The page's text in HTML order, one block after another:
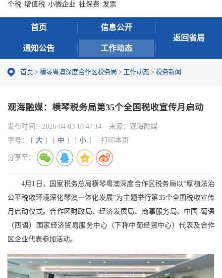
个税 增值税 小微企业 社保费 发票
首页 信息公开
通知公告 工作动态
返回省局
首页 > 横琴粤澳深度合作区税务局 > 工作动态 > 税务新闻
观海融媒：横琴税务局第35个全国税收宣传月启动
发布时间： 2026-04-03 10:47:14 来源： 观海融媒
字号：
[ 大 ] [ 中 ] [ 小 ] 打印本页
分享至：
4月1日，国家税务总局横琴粤澳深度合作区税务局以“厚植法治
公平税收环境深化琴澳一体化发展”为主题举行第35个全国税收宣传
月启动仪式。合作区财政局、经济发展局、商事服务局、中国-葡语
（西语）国家经济贸易服务中心（下称中葡经贸中心）代表及合作
区企业代表参加活动。